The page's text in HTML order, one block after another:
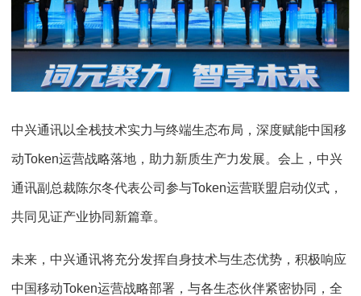
中兴通讯以全栈技术实力与终端生态布局，深度赋能中国移
动Token运营战略落地，助力新质生产力发展。会上，中兴
通讯副总裁陈尔冬代表公司参与Token运营联盟启动仪式，
共同见证产业协同新篇章。
未来，中兴通讯将充分发挥自身技术与生态优势，积极响应
中国移动Token运营战略部署，与各生态伙伴紧密协同，全